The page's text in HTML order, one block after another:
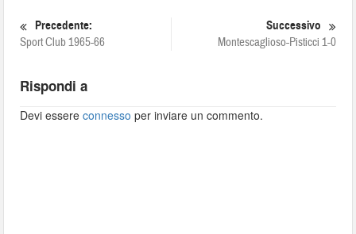
Precedente:
Sport Club 1965-66
Successivo
Montescaglioso-Pisticci 1-0
Rispondi a
Devi essereconnesso per inviare un commento.